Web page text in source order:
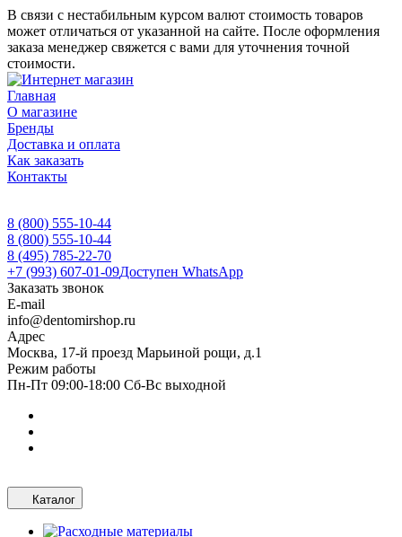
В связи с нестабильным курсом валют стоимость товаров
может отличаться от указанной на сайте. После оформления
заказа менеджер свяжется с вами для уточнения точной
стоимости.
Главная
О магазине
Бренды
Доставка и оплата
Как заказать
Контакты
8 (800) 555-10-44
8 (800) 555-10-44
8 (495) 785-22-70
+7 (993) 607-01-09Доступен WhatsApp
Заказать звонок
E-mail
info@dentomirshop.ru
Адрес
Москва, 17-й проезд Марьиной рощи, д.1
Режим работы
Пн-Пт 09:00-18:00 Сб-Вс выходной
Каталог